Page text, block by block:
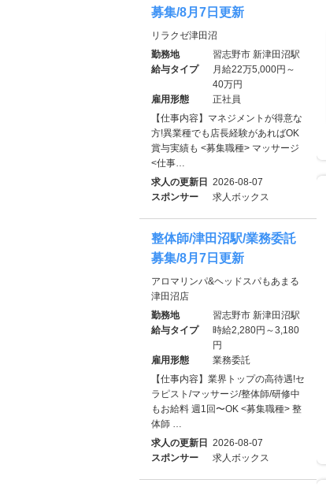
募集/8月7日更新
リラクゼ津田沼
勤務地
習志野市 新津田沼駅
給与タイプ
月給22万5,000円～
40万円
雇用形態
正社員
【仕事内容】マネジメントが得意な
方!異業種でも店長経験があればOK
賞与実績も <募集職種> マッサージ
<仕事…
求人の更新日 2026-08-07
スポンサー
求人ボックス
整体師/津田沼駅/業務委託
募集/8月7日更新
アロマリンパ&ヘッドスパもあまる
津田沼店
勤務地
習志野市 新津田沼駅
給与タイプ
時給2,280円～3,180
円
雇用形態
業務委託
【仕事内容】業界トップの高待遇!セ
ラピスト/マッサージ/整体師/研修中
もお給料 週1回〜OK <募集職種> 整
体師 …
求人の更新日 2026-08-07
スポンサー
求人ボックス